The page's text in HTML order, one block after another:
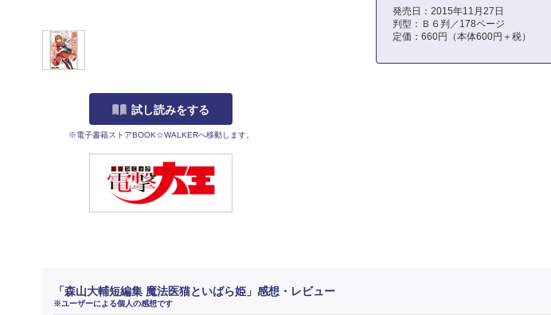
試し読みをする
※電子書籍ストアBOOK☆WALKERへ移動します。
発売日：2015年11月27日
判型：Ｂ６判／178ページ
定価：660円（本体600円＋税）
「森山大輔短編集 魔法医猫といばら姫」感想・レビュー
※ユーザーによる個人の感想です